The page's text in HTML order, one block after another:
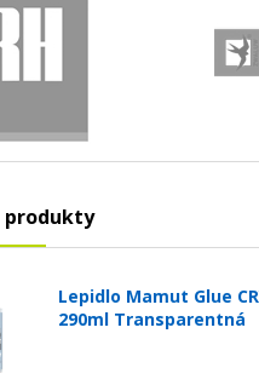
produkty
Lepidlo Mamut Glue
290ml Transparentná